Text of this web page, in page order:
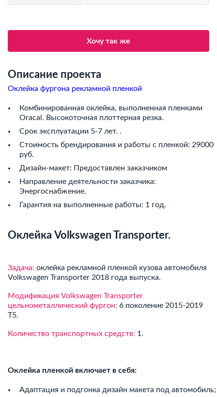
Хочу так же
Описание проекта
Оклейка фургона рекламной пленкой
Комбинированная оклейка, выполненная пленками
Oracal. Высокоточная плоттерная резка.
Срок эксплуатации 5-7 лет. .
Стоимость брендирования и работы с пленкой: 29000
руб.
Дизайн-макет: Предоставлен заказчиком
Направление деятельности заказчика:
Энергоснабжение.
Гарантия на выполненные работы: 1 год.
Оклейка Volkswagen Transporter.
Задача: оклейка рекламной пленкой кузова автомобиля
Volkswagen Transporter 2018 года выпуска.
Модификация Volkswagen Transporter
цельнометаллический фургон: 6 поколение 2015-2019
T5.
Количество транспортных средств: 1.
Оклейка пленкой включает в себя:
Адаптация и подгонка дизайн макета под автомобиль;